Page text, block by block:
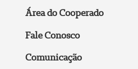
Área do Cooperado
Fale Conosco
Comunicação